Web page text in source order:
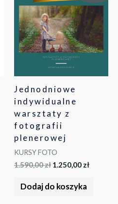
Jednodniowe
indywidualne
warsztaty z
fotografii
plenerowej
KURSY FOTO
1.590,00zł 1.250,00 zł
Dodaj do koszyka